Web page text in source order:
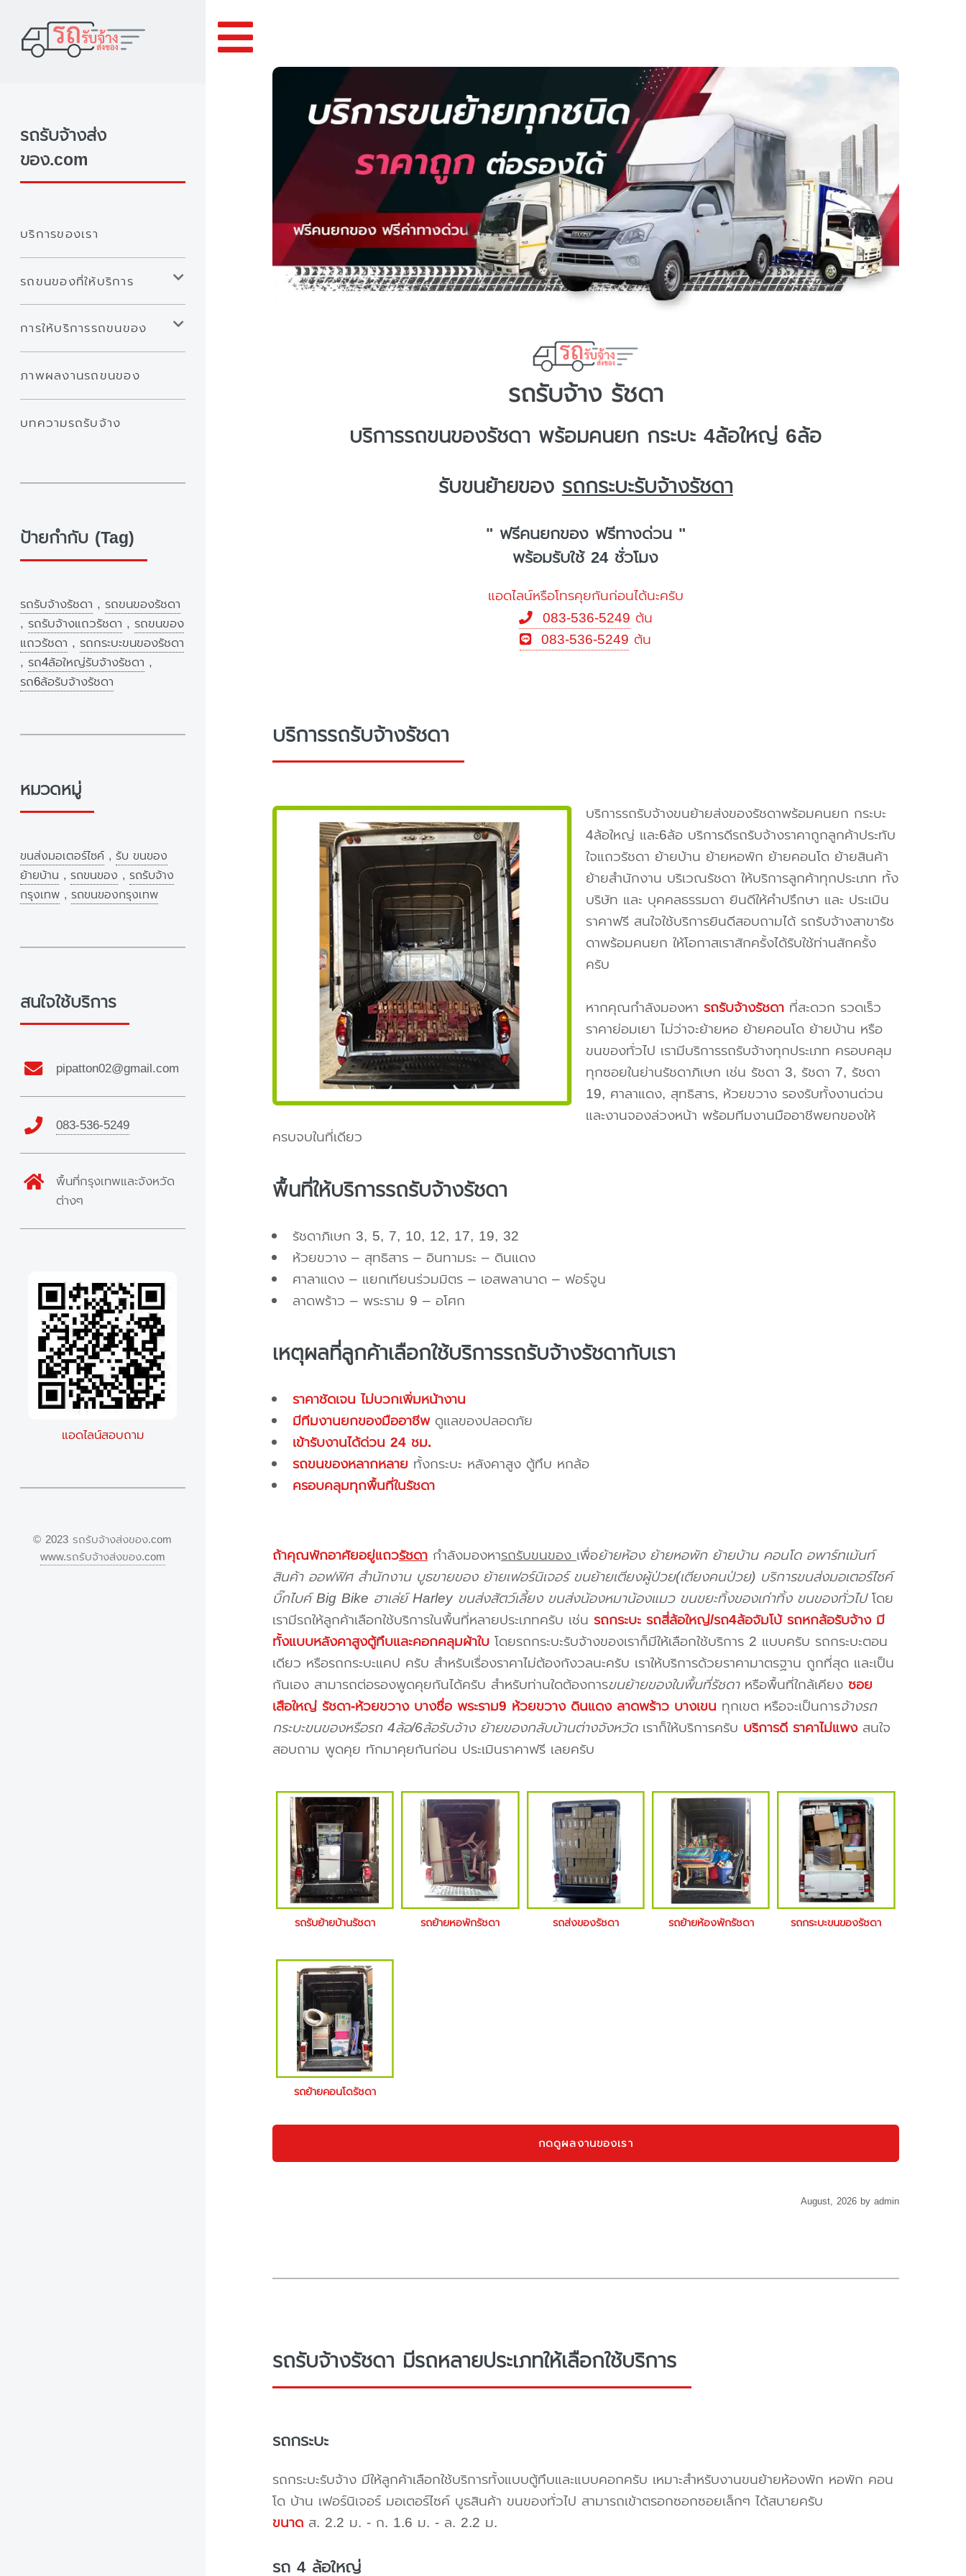
รถรับจ้าง รัชดา
บริการรถขนของรัชดา พร้อมคนยก กระบะ 4ล้อใหญ่ 6ล้อ
รับขนย้ายของรถกระบะรับจ้างรัชดา
" ฟรีคนยกของ ฟรีทางด่วน "
พร้อมรับใช้ 24 ชั่วโมง
แอดไลน์หรือโทรคุยกันก่อนได้นะครับ
083-536-5249 ต้น
083-536-5249 ต้น
บริการรถรับจ้างรัชดา
บริการรถรับจ้างขนย้ายส่งของรัชดาพร้อมคนยก กระบะ
4ล้อใหญ่ และ6ล้อ บริการดีรถรับจ้างราคาถูกลูกค้าประทับ
ใจแถวรัชดา ย้ายบ้าน ย้ายหอพัก ย้ายคอนโด ย้ายสินค้า
ย้ายสำนักงาน บริเวณรัชดา ให้บริการลูกค้าทุกประเภท ทั้ง
บริษัท และ บุคคลธรรมดา ยินดีให้คำปรึกษา และ ประเมิน
ราคาฟรี สนใจใช้บริการยินดีสอบถามได้ รถรับจ้างสาขารัช
ดาพร้อมคนยก ให้โอกาสเราสักครั้งได้รับใช้ท่านสักครั้ง
ครับ
หากคุณกำลังมองหา รถรับจ้างรัชดาที่สะดวก รวดเร็ว
ราคาย่อมเยา ไม่ว่าจะย้ายหอ ย้ายคอนโด ย้ายบ้าน หรือ
ขนของทั่วไป เรามีบริการรถรับจ้างทุกประเภท ครอบคลุม
ทุกซอยในย่านรัชดาภิเษก เช่น รัชดา 3, รัชดา 7, รัชดา
19, ศาลาแดง, สุทธิสาร, ห้วยขวาง รองรับทั้งงานด่วน
และงานจองล่วงหน้า พร้อมทีมงานมืออาชีพยกของให้
ครบจบในที่เดียว
พื้นที่ให้บริการรถรับจ้างรัชดา
รัชดาภิเษก 3, 5, 7, 10, 12, 17, 19, 32
ห้วยขวาง – สุทธิสาร – อินทามระ – ดินแดง
ศาลาแดง – แยกเทียนร่วมมิตร – เอสพลานาด – ฟอร์จูน
ลาดพร้าว – พระราม 9 – อโศก
เหตุผลที่ลูกค้าเลือกใช้บริการรถรับจ้างรัชดากับเรา
ราคาชัดเจน ไม่บวกเพิ่มหน้างาน
มีทีมงานยกของมืออาชีพดูแลของปลอดภัย
เข้ารับงานได้ด่วน 24 ชม.
รถขนของหลากหลาย ทั้งกระบะ หลังคาสูง ตู้ทึบ หกล้อ
ครอบคลุมทุกพื้นที่ในรัชดา
ถ้าคุณพักอาศัยอยู่แถวรัชดากำลังมองหารถรับขนของเพื่อย้ายห้อง ย้ายหอพัก ย้ายบ้าน คอนโด อพาร์ทเม้นท์
สินค้า ออฟฟิศ สำนักงาน บูธขายของ ย้ายเฟอร์นิเจอร์ ขนย้ายเตียงผู้ป่วย(เตียงคนป่วย) บริการขนส่งมอเตอร์ไซค์
บิ๊กไบค์ Big Bike ฮาเล่ย์ Harley ขนส่งสัตว์เลี้ยง ขนส่งน้องหมาน้องแมว ขนขยะทิ้งของเก่าทิ้ง ขนของทั่วไปโดย
เรามีรถให้ลูกค้าเลือกใช้บริการในพื้นที่หลายประเภทครับ เช่น รถกระบะ รถสี่ล้อใหญ่/รถ4ล้อจัมโบ้ รถหกล้อรับจ้าง มี
ทั้งแบบหลังคาสูงตู้ทึบและคอกคลุมผ้าใบโดยรถกระบะรับจ้างของเราก็มีให้เลือกใช้บริการ 2 แบบครับ รถกระบะตอน
เดียว หรือรถกระบะแคป ครับ สำหรับเรื่องราคาไม่ต้องกังวลนะครับ เราให้บริการด้วยราคามาตรฐาน ถูกที่สุด และเป็น
กันเอง สามารถต่อรองพูดคุยกันได้ครับ สำหรับท่านใดต้องการขนย้ายของในพื้นที่รัชดาหรือพื้นที่ใกล้เคียง ซอย
เสือใหญ่ รัชดา-ห้วยขวาง บางซื่อ พระราม9 ห้วยขวาง ดินแดง ลาดพร้าว บางเขน ทุกเขต หรือจะเป็นการจ้างรถ
กระบะขนของหรือรถ 4ล้อ/6ล้อรับจ้าง ย้ายของกลับบ้านต่างจังหวัดเราก็ให้บริการครับ บริการดี ราคาไม่แพงสนใจ
สอบถาม พูดคุย ทักมาคุยกันก่อน ประเมินราคาฟรี เลยครับ
รถรับย้ายบ้านรัชดา รถย้ายหอพักรัชดา รถส่งของรัชดา รถย้ายห้องพักรัชดา รถกระบะขนของรัชดา
รถย้ายคอนโดรัชดา
กดดูผลงานของเรา
August, 2026 by admin
รถรับจ้างรัชดา มีรถหลายประเภทให้เลือกใช้บริการ
รถกระบะ
รถกระบะรับจ้าง มีให้ลูกค้าเลือกใช้บริการทั้งแบบตู้ทึบและแบบคอกครับ เหมาะสำหรับงานขนย้ายห้องพัก หอพัก คอน
โด บ้าน เฟอร์นิเจอร์ มอเตอร์ไซค์ บูธสินค้า ขนของทั่วไป สามารถเข้าตรอกซอกซอยเล็กๆ ได้สบายครับ
ขนาดส. 2.2 ม. - ก. 1.6 ม. - ล. 2.2 ม.
รถ 4 ล้อใหญ่
รถรับจ้างส่ง
ของ.com
บริการของเรา
รถขนของที่ให้บริการ
การให้บริการรถขนของ
ภาพผลงานรถขนของ
บทความรถรับจ้าง
ป้ายกำกับ (Tag)
รถรับจ้างรัชดา , รถขนของรัชดา
, รถรับจ้างแถวรัชดา , รถขนของ
แถวรัชดา , รถกระบะขนของรัชดา
, รถ4ล้อใหญ่รับจ้างรัชดา ,
รถ6ล้อรับจ้างรัชดา
หมวดหมู่
ขนส่งมอเตอร์ไซค์ , รับ ขนของ
ย้ายบ้าน , รถขนของ , รถรับจ้าง
กรุงเทพ , รถขนของกรุงเทพ
สนใจใช้บริการ
pipatton02@gmail.com
083-536-5249
พื้นที่กรุงเทพและจังหวัด
ต่างๆ
แอดไลน์สอบถาม
© 2023 รถรับจ้างส่งของ.com
www.รถรับจ้างส่งของ.com